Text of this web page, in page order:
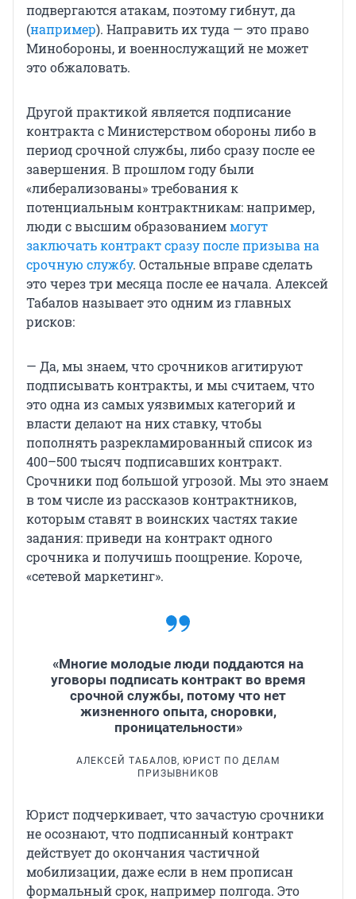
подвергаются атакам, поэтому гибнут, да
(например). Направить их туда — это право
Минобороны, и военнослужащий не может
это обжаловать.
Другой практикой является подписание
контракта с Министерством обороны либо в
период срочной службы, либо сразу после ее
завершения. В прошлом году были
«либерализованы» требования к
потенциальным контрактникам: например,
люди с высшим образованиеммогут
заключать контракт сразу после призыва на
срочную службу. Остальные вправе сделать
это через три месяца после ее начала. Алексей
Табалов называет это одним из главных
рисков:
— Да, мы знаем, что срочников агитируют
подписывать контракты, и мы считаем, что
это одна из самых уязвимых категорий и
власти делают на них ставку, чтобы
пополнять разрекламированный список из
400–500 тысяч подписавших контракт.
Срочники под большой угрозой. Мы это знаем
в том числе из рассказов контрактников,
которым ставят в воинских частях такие
задания: приведи на контракт одного
срочника и получишь поощрение. Короче,
«сетевой маркетинг».
«Многие молодые люди поддаются на
уговоры подписать контракт во время
срочной службы, потому что нет
жизненного опыта, сноровки,
проницательности»
АЛЕКСЕЙ ТАБАЛОВ, ЮРИСТ ПО ДЕЛАМ
ПРИЗЫВНИКОВ
Юрист подчеркивает, что зачастую срочники
не осознают, что подписанный контракт
действует до окончания частичной
мобилизации, даже если в нем прописан
формальный срок, например полгода. Это